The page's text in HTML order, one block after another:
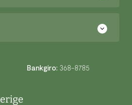
Bankgiro:368-8785